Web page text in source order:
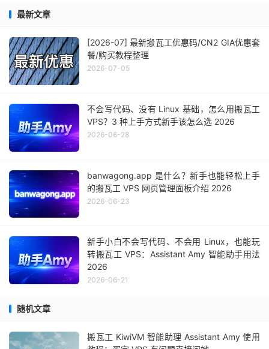
最新文章
[2026-07] 最新搬瓦工优惠码/CN2 GIA优惠套
餐/购买教程整理
2026-07-05
不会写代码、没有 Linux 基础，怎么用搬瓦工
VPS？3 种上手方式新手该怎么选 2026
2026-06-28
banwagong.app 是什么？新手也能轻松上手
的搬瓦工 VPS 网页管理面板介绍 2026
2026-06-23
新手小白不会写代码、不会用 Linux，也能玩
转搬瓦工 VPS：Assistant Amy 智能助手用法
2026
2026-06-21
随机文章
搬瓦工 KiwiVM 智能助理 Assistant Amy 使用